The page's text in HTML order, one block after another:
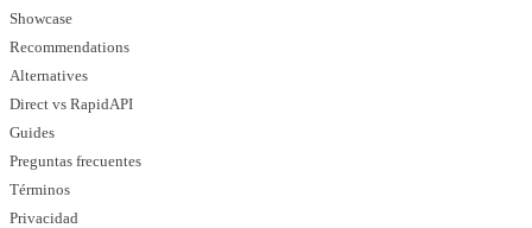
Showcase
Recommendations
Alternatives
Direct vs RapidAPI
Guides
Preguntas frecuentes
Términos
Privacidad